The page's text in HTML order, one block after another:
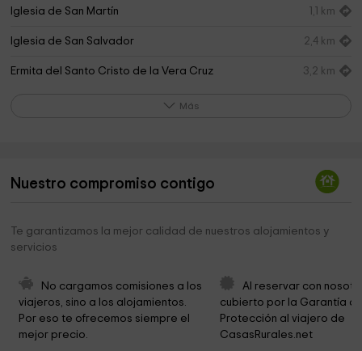
Iglesia de San Martín 1,1 km
Iglesia de San Salvador 2,4 km
Ermita del Santo Cristo de la Vera Cruz 3,2 km
Cementerio de Priaranza Bierzo 3,7 km
Ermita de Fulibar
Ermita De Dehesas
Iglesia Barroca del Cristo de la Veracruz
Iglesia de San Pedro Apóstol de Dehesas 6,1 km
Más
Nuestro compromiso contigo
Te garantizamos la mejor calidad de nuestros alojamientos y
servicios
No cargamos comisiones a los
viajeros, sino a los alojamientos.
Por eso te ofrecemos siempre el
mejor precio.
Al reservar con
cubierto por la Garantía
Protección al viajero de
CasasRurales.net